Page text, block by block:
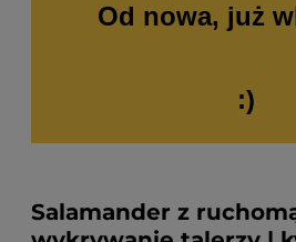
Od nowa, już
:)
Salamander z